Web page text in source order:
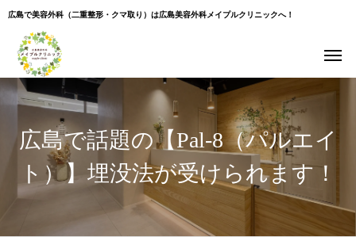
広島で美容外科（二重整形・クマ取り）は広島美容外科メイプルクリニックへ！
広島で話題の【Pal-8（パルエイ
ト）】埋没法が受けられます！